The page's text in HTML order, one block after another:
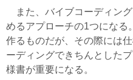
また、バイブコーディン
めるアプローチの1つになる
作るものだが、その際には
ーディングできちんとした
様書が重要になる。